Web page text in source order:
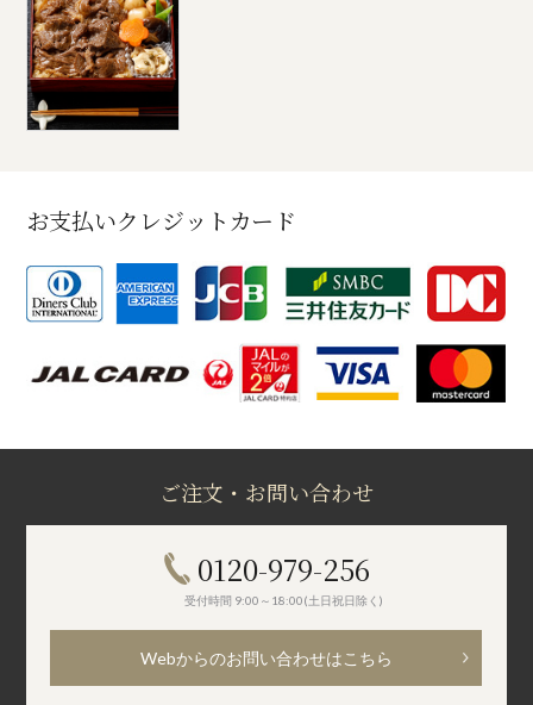
お支払いクレジットカード
ご注文・お問い合わせ
0120-979-256
受付時間 9:00～18:00(土日祝日除く)
Webからのお問い合わせはこちら